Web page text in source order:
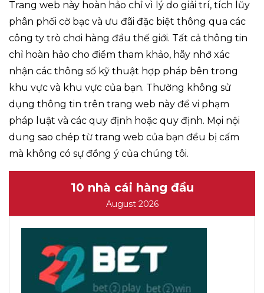
Trang web này hoàn hảo chỉ vì lý do giải trí, tích lũy
phân phối cờ bạc và ưu đãi đặc biệt thông qua các
công ty trò chơi hàng đầu thế giới. Tất cả thông tin
chỉ hoàn hảo cho điểm tham khảo, hãy nhớ xác
nhận các thông số kỹ thuật hợp pháp bên trong
khu vực và khu vực của bạn. Thường không sử
dụng thông tin trên trang web này để vi phạm
pháp luật và các quy định hoặc quy định. Mọi nội
dung sao chép từ trang web của bạn đều bị cấm
mà không có sự đồng ý của chúng tôi.
10 nhà cái hàng đầu
August 2026